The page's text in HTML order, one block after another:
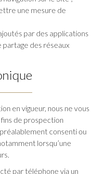
une mesure de
par des applications
des réseaux
en vigueur, nous ne vous
de prospection
consenti ou
lorsqu’une
par téléphone via un